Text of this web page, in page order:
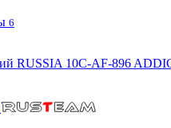
6
RUSSIA 10C-AF-896